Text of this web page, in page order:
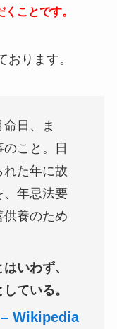
ことです。
ります。
日、ま
こと。日
れた年に故
、年忌法要
供養のため
いわず、
ている。
Wikipedia